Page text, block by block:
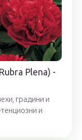
Plena) -
градини и
и